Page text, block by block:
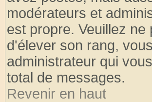
modérateurs et
est propre. Veuillez
d'élever son rang,
administrateur qui
total de messages.
Revenir en haut